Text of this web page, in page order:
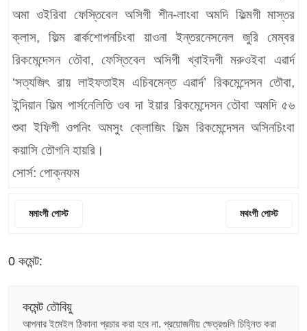
অমা ওইরিবা ফেস্তিবেল অসিগী শীন-লাংবা অমদি ফিল্মগী মাস্তর
ক্লাস, ফিল্ম ৱার্কশোপনচিংবা য়াওনা ইন্তরনেসনেল জুরি মেম্বর
রিকমেন্দেসন তৌবা, ফেস্তিবেল অসিগী খ্বাইদগী মরুওইবা এৱার্দ
‘সত্যজিৎ রায় লাইফতাইম এচিবমেন্ত এৱার্দ’ রিকমেন্দেসন তৌবা,
ইন্দিয়ান ফিল্ম পার্সনেলিতি ওব দা ইয়ার রিকমেন্দেসন তৌবা অমদি ৫৬
শুবা ইফিগী ওপনিং অমসুং ক্লোজিং ফিল্ম রিকমেন্দেসন অসিনচিংবা
কয়াসি তৌগনি হায়রি।
সোর্স: পোক্নফম
মমাংগী পোস্ট মথংগী পোস্ট
0 কমেন্ট:
কমেন্ট তৌবিয়ু
আপনার ইমেইল ঠিকানা প্রচার করা হবে না. প্রয়োজনীয় ক্ষেত্রগুলি চিহ্নিত করা